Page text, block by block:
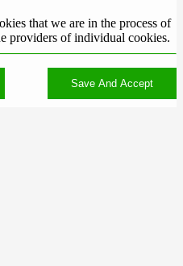
that we are in the process of
providers of individual cookies.
Save And Accept